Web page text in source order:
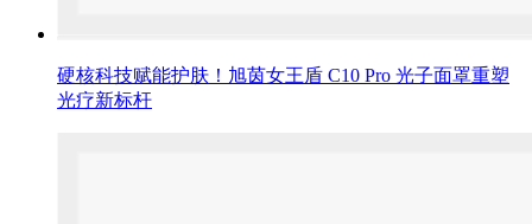
硬核科技赋能护肤！旭茵女王盾 C10 Pro 光子面罩重塑
光疗新标杆